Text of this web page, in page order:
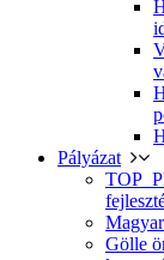
Pályázat
Gölle